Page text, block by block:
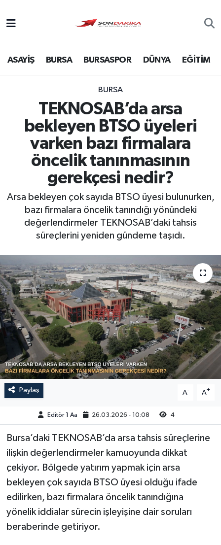
ASAYİŞ BURSA BURSASPOR DÜNYA EĞİTİM
BURSA
TEKNOSAB’da arsa
bekleyen BTSO üyeleri
varken bazı firmalara
öncelik tanınmasının
gerekçesi nedir?
Arsa bekleyen çok sayıda BTSO üyesi bulunurken,
bazı firmalara öncelik tanındığı yönündeki
değerlendirmeler TEKNOSAB’daki tahsis
süreçlerini yeniden gündeme taşıdı.
Paylaş A- A+
Editör 1 Aa 26.03.2026 - 10:08 4
Bursa’daki TEKNOSAB’da arsa tahsis süreçlerine
ilişkin değerlendirmeler kamuoyunda dikkat
çekiyor. Bölgede yatırım yapmak için arsa
bekleyen çok sayıda BTSO üyesi olduğu ifade
edilirken, bazı firmalara öncelik tanındığına
yönelik iddialar sürecin işleyişine dair soruları
beraberinde getiriyor.
Bursa
Ekonomi
Foto Galeri
Genel
Gündem
Magazin
Sağlık
Siyaset
Spor
Türkiye
Video Galeri